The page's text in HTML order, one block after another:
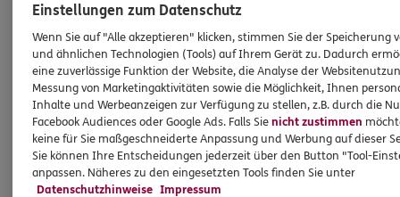
Schaden melden
Erstkontaktinformationen
EU-Offenlegungsvereinbarung
Datenverarbeitung
Das könnte Sie auch interessieren
Unsere Agentur
Einstellungen zum Datenschutz
Wenn Sie auf "Alle akzeptieren" klicken, stimmen Sie der Speicherung
und ähnlichen Technologien (Tools) auf Ihrem Gerät zu. Dadurch
eine zuverlässige Funktion der Website, die Analyse der
Messung von Marketingaktivitäten sowie die Möglichkeit, Ihnen
Inhalte und Werbeanzeigen zur Verfügung zu stellen, z.B. durch die
Facebook Audiences oder Google Ads. Falls Sienicht zustimmen
keine für Sie maßgeschneiderte Anpassung und Werbung auf dieser
Sie können Ihre Entscheidungen jederzeit über den Button "Tool-
anpassen. Näheres zu den eingesetzten Tools finden Sie unter
Datenschutzhinweise Impressum